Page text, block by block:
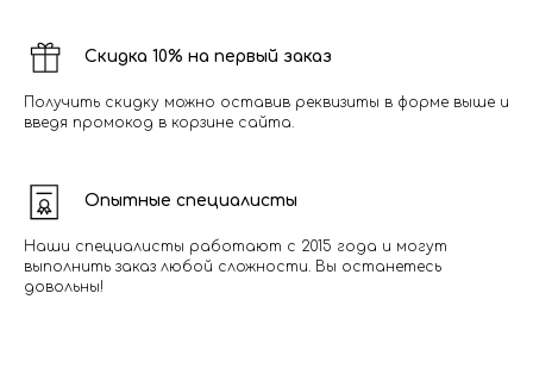
Скидка 10% на первый заказ
Получить скидку можно оставив реквизиты в форме выше и
введя промокод в корзине сайта.
Опытные специалисты
Наши специалисты работают с 2015 года и могут
выполнить заказ любой сложности. Вы останетесь
довольны!